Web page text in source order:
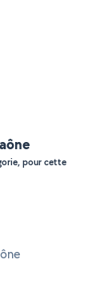
pour cette